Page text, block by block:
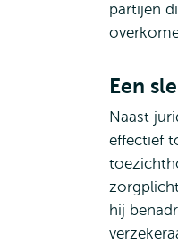
partijen
Een
Naast
effectief
hij